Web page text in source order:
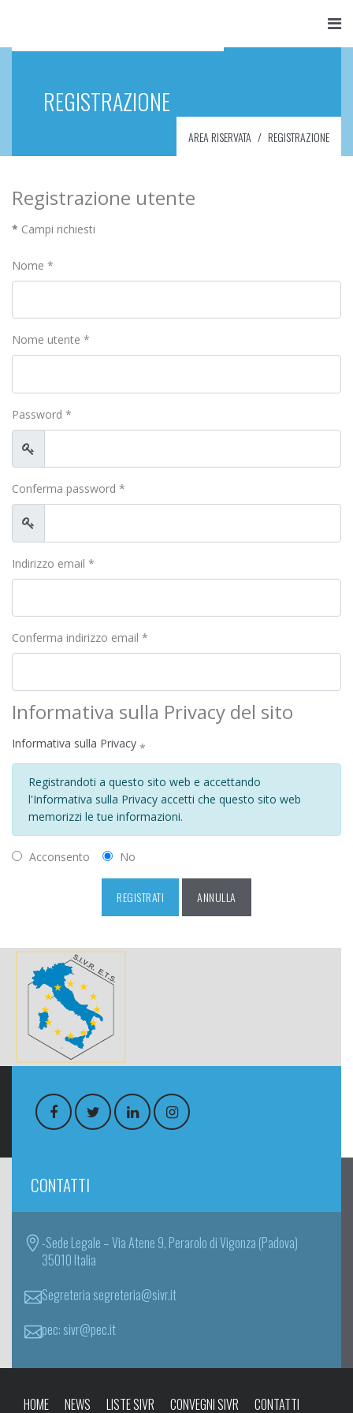
REGISTRAZIONE
AREA RISERVATA REGISTRAZIONE
Registrazione utente
* Campi richiesti
Nome *
Nome utente *
Password *
Mostra
Conferma password *
Mostra
Indirizzo email *
Conferma indirizzo email *
Informativa sulla Privacy del sito
Informativa sulla Privacy *
Registrandoti a questo sito web e accettando
l'Informativa sulla Privacy accetti che questo sito web
memorizzi le tue informazioni.
Acconsento No
REGISTRATI ANNULLA
CONTATTI
-Sede Legale – Via Atene 9, Perarolo di Vigonza (Padova)
35010 Italia
Segreteria segreteria@sivr.it
pec: sivr@pec.it
HOME NEWS LISTE SIVR CONVEGNI SIVR CONTATTI